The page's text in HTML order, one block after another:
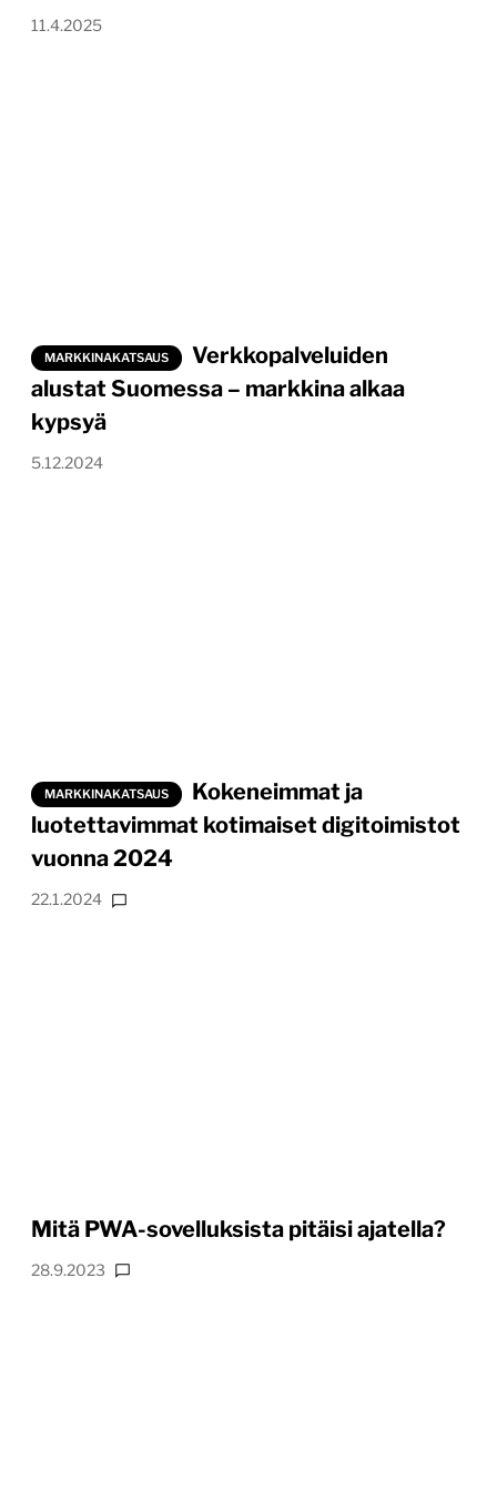
11.4.2025
MARKKINAKATSAUS
Verkkopalveluiden
alustat Suomessa – markkina alkaa
kypsyä
5.12.2024
MARKKINAKATSAUS
Kokeneimmat ja
luotettavimmat kotimaiset digitoimistot
vuonna 2024
22.1.2024
Mitä PWA-sovelluksista pitäisi ajatella?
28.9.2023